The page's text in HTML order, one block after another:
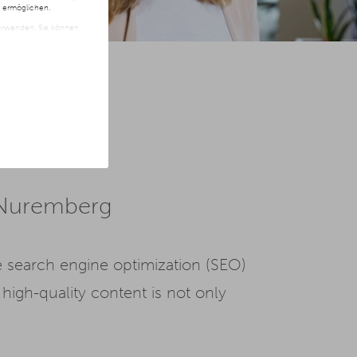
ermöglichen.
Sie können
klicken.
engine optimization (SEO)
quality content is not only